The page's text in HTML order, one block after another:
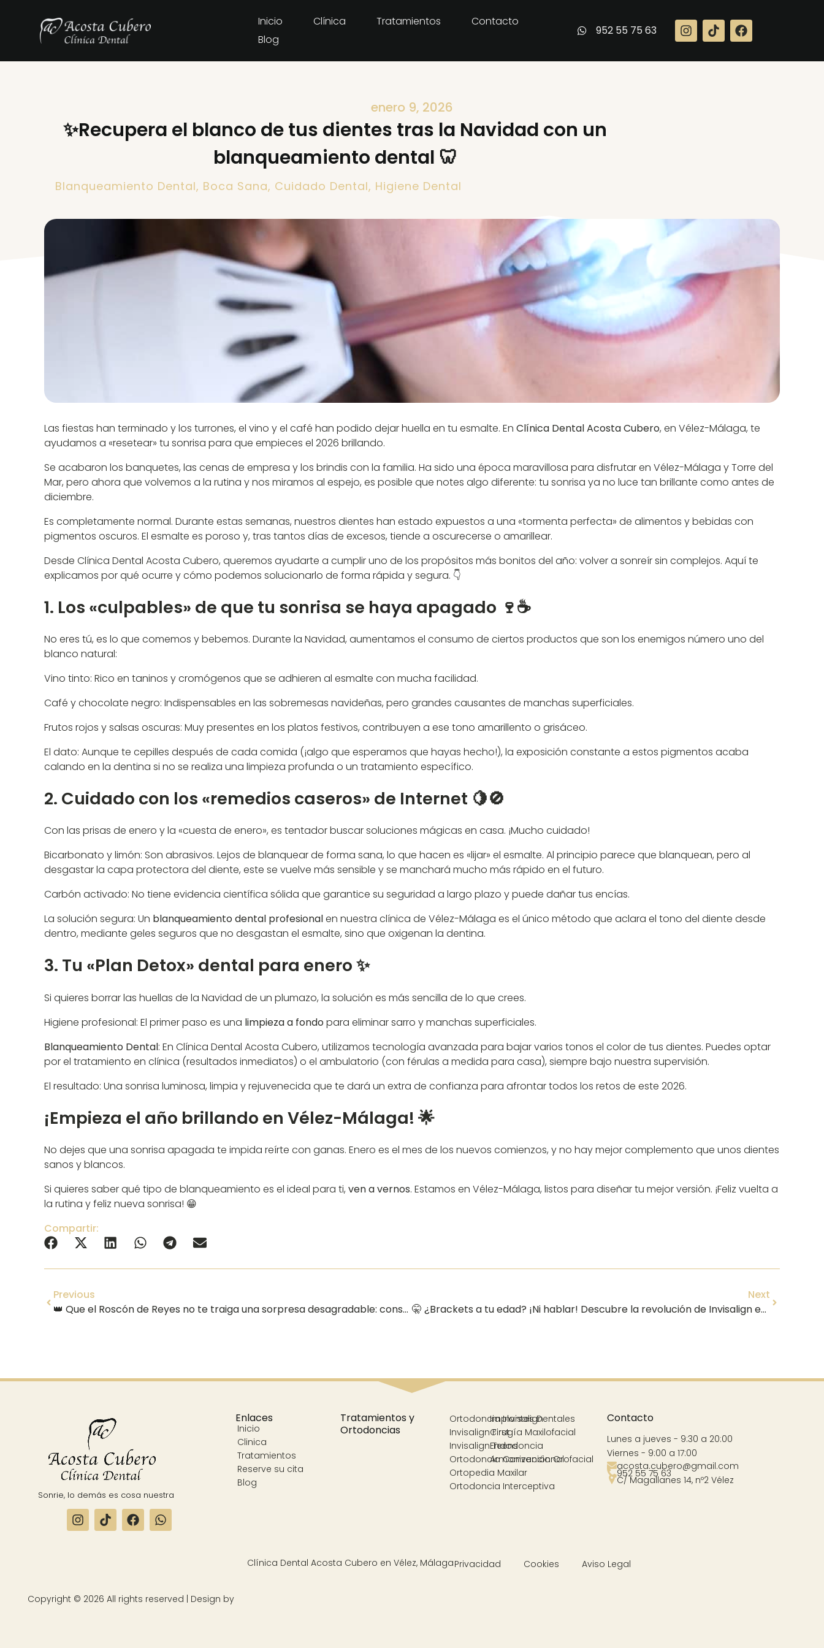
Inicio Clínica Tratamientos
Contacto
Blog
952 55 75 63
enero 9, 2026
✨Recupera el blanco de tus dientes tras la Navidad con un
blanqueamiento dental 🦷
Blanqueamiento Dental, Boca Sana, Cuidado Dental, Higiene Dental
Las fiestas han terminado y los turrones, el vino y el café han podido dejar huella en tu esmalte. En Clínica Dental Acosta Cubero, en Vélez-Málaga, te
ayudamos a «resetear» tu sonrisa para que empieces el 2026 brillando.
Se acabaron los banquetes, las cenas de empresa y los brindis con la familia. Ha sido una época maravillosa para disfrutar en Vélez-Málaga y Torre del
Mar, pero ahora que volvemos a la rutina y nos miramos al espejo, es posible que notes algo diferente: tu sonrisa ya no luce tan brillante como antes de
diciembre.
Es completamente normal. Durante estas semanas, nuestros dientes han estado expuestos a una «tormenta perfecta» de alimentos y bebidas con
pigmentos oscuros. El esmalte es poroso y, tras tantos días de excesos, tiende a oscurecerse o amarillear.
Desde Clínica Dental Acosta Cubero, queremos ayudarte a cumplir uno de los propósitos más bonitos del año: volver a sonreír sin complejos. Aquí te
explicamos por qué ocurre y cómo podemos solucionarlo de forma rápida y segura. 👇
1. Los «culpables» de que tu sonrisa se haya apagado 🍷☕
No eres tú, es lo que comemos y bebemos. Durante la Navidad, aumentamos el consumo de ciertos productos que son los enemigos número uno del
blanco natural:
Vino tinto: Rico en taninos y cromógenos que se adhieren al esmalte con mucha facilidad.
Café y chocolate negro: Indispensables en las sobremesas navideñas, pero grandes causantes de manchas superficiales.
Frutos rojos y salsas oscuras: Muy presentes en los platos festivos, contribuyen a ese tono amarillento o grisáceo.
El dato: Aunque te cepilles después de cada comida (¡algo que esperamos que hayas hecho!), la exposición constante a estos pigmentos acaba
calando en la dentina si no se realiza una limpieza profunda o un tratamiento específico.
2. Cuidado con los «remedios caseros» de Internet 🍋🚫
Con las prisas de enero y la «cuesta de enero», es tentador buscar soluciones mágicas en casa. ¡Mucho cuidado!
Bicarbonato y limón: Son abrasivos. Lejos de blanquear de forma sana, lo que hacen es «lijar» el esmalte. Al principio parece que blanquean, pero al
desgastar la capa protectora del diente, este se vuelve más sensible y se manchará mucho más rápido en el futuro.
Carbón activado: No tiene evidencia científica sólida que garantice su seguridad a largo plazo y puede dañar tus encías.
La solución segura: Un blanqueamiento dental profesionalen nuestra clínica de Vélez-Málaga es el único método que aclara el tono del diente desde
dentro, mediante geles seguros que no desgastan el esmalte, sino que oxigenan la dentina.
3. Tu «Plan Detox» dental para enero ✨
Si quieres borrar las huellas de la Navidad de un plumazo, la solución es más sencilla de lo que crees.
Higiene profesional: El primer paso es una limpieza a fondopara eliminar sarro y manchas superficiales.
Blanqueamiento Dental: En Clínica Dental Acosta Cubero, utilizamos tecnología avanzada para bajar varios tonos el color de tus dientes. Puedes optar
por el tratamiento en clínica (resultados inmediatos) o el ambulatorio (con férulas a medida para casa), siempre bajo nuestra supervisión.
El resultado: Una sonrisa luminosa, limpia y rejuvenecida que te dará un extra de confianza para afrontar todos los retos de este 2026.
¡Empieza el año brillando en Vélez-Málaga! 🌟
No dejes que una sonrisa apagada te impida reírte con ganas. Enero es el mes de los nuevos comienzos, y no hay mejor complemento que unos dientes
sanos y blancos.
Si quieres saber qué tipo de blanqueamiento es el ideal para ti, ven a vernos. Estamos en Vélez-Málaga, listos para diseñar tu mejor versión. ¡Feliz vuelta a
la rutina y feliz nueva sonrisa! 😁
Compartir:
Previous
👑 Que el Roscón de Reyes no te traiga una sorpresa desagradable: consejos para tus dientes en Vélez-Málaga 🎁
Next
🤫 ¿Brackets a tu edad? ¡Ni hablar! Descubre la revolución de Invisalign en Vélez-Málaga ✨
Sonrie, lo demás es cosa nuestra
Enlaces
Inicio
Clinica
Tratamientos
Reserve su cita
Blog
Tratamientos y
Ortodoncias
Ortodoncia Invisalign
Invisalign First
Invisalign Teens
Ortodoncia Convencional
Ortopedia Maxilar
Ortodoncia Interceptiva
Implantes Dentales
Cirugía Maxilofacial
Endodoncia
Armonización Orofacial
Contacto
Lunes a jueves - 9:30 a 20:00
Viernes - 9:00 a 17:00
acosta.cubero@gmail.com
952 55 75 63
C/ Magallanes 14, nº2 Vélez
Clínica Dental Acosta Cubero en Vélez, Málaga Privacidad Cookies Aviso Legal